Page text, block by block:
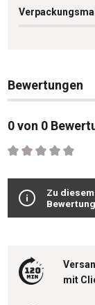
Bewertungen
0 von 0
Durchschnittliche
Zu
mit